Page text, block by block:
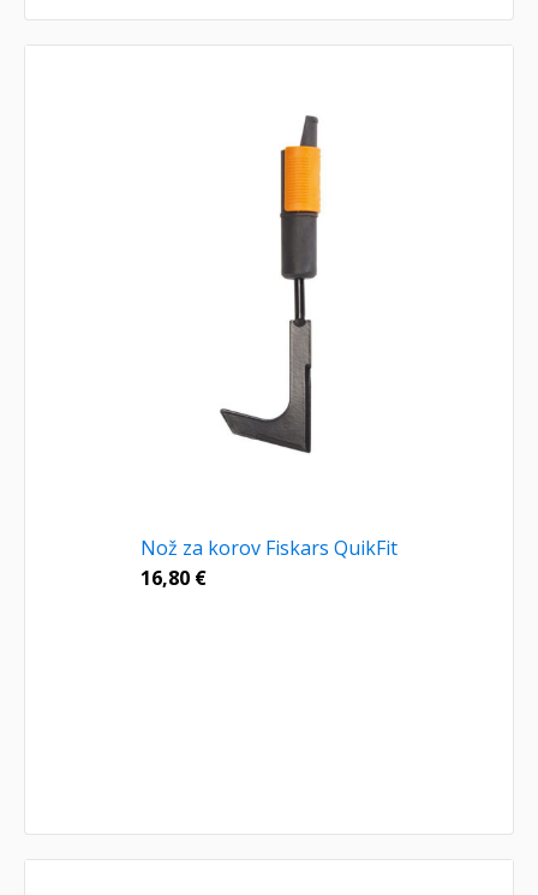
Nož za korov Fiskars QuikFit
16,80 €